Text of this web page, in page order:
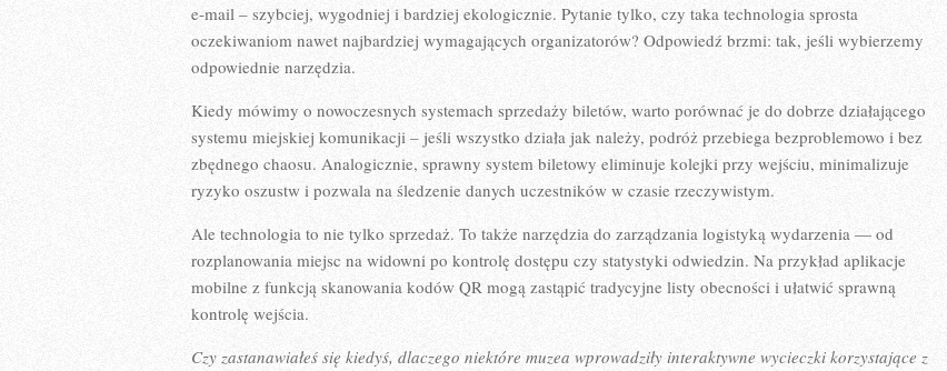
e-mail – szybciej, wygodniej i bardziej ekologicznie. Pytanie tylko, czy taka technologia sprosta
oczekiwaniom nawet najbardziej wymagających organizatorów? Odpowiedź brzmi: tak, jeśli wybierzemy
odpowiednie narzędzia.
Kiedy mówimy o nowoczesnych systemach sprzedaży biletów, warto porównać je do dobrze działającego
systemu miejskiej komunikacji – jeśli wszystko działa jak należy, podróż przebiega bezproblemowo i bez
zbędnego chaosu. Analogicznie, sprawny system biletowy eliminuje kolejki przy wejściu, minimalizuje
ryzyko oszustw i pozwala na śledzenie danych uczestników w czasie rzeczywistym.
Ale technologia to nie tylko sprzedaż. To także narzędzia do zarządzania logistyką wydarzenia — od
rozplanowania miejsc na widowni po kontrolę dostępu czy statystyki odwiedzin. Na przykład aplikacje
mobilne z funkcją skanowania kodów QR mogą zastąpić tradycyjne listy obecności i ułatwić sprawną
kontrolę wejścia.
Czy zastanawiałeś się kiedyś, dlaczego niektóre muzea wprowadziły interaktywne wycieczki korzystające z